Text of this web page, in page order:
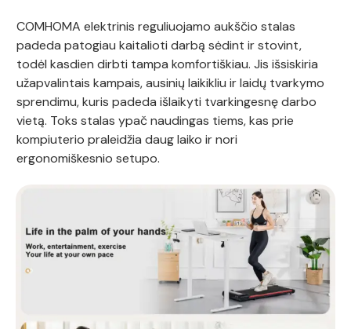
COMHOMA elektrinis reguliuojamo aukščio stalas
padeda patogiau kaitalioti darbą sėdint ir stovint,
todėl kasdien dirbti tampa komfortiškiau. Jis išsiskiria
užapvalintais kampais, ausinių laikikliu ir laidų tvarkymo
sprendimu, kuris padeda išlaikyti tvarkingesnę darbo
vietą. Toks stalas ypač naudingas tiems, kas prie
kompiuterio praleidžia daug laiko ir nori
ergonomiškesnio setupo.